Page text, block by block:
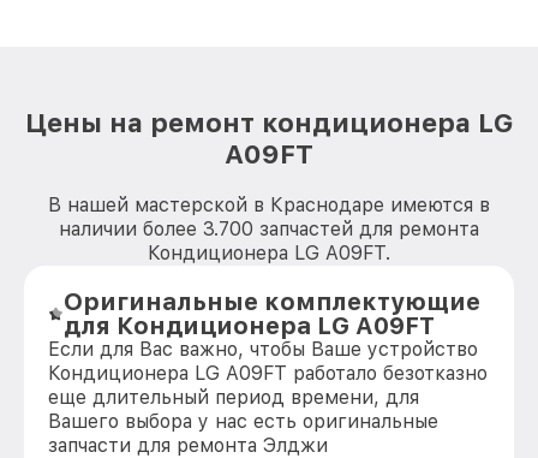
Цены на ремонт кондиционера LG
A09FT
В нашей мастерской в Краснодаре имеются в
наличии более 3.700 запчастей для ремонта
Кондиционера LG A09FT.
Оригинальные комплектующие
для Кондиционера LG A09FT
Если для Вас важно, чтобы Ваше устройство
Кондиционера LG A09FT работало безотказно
еще длительный период времени, для
Вашего выбора у нас есть оригинальные
запчасти для ремонта Элджи